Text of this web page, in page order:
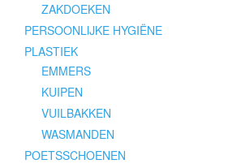
ZAKDOEKEN
PERSOONLIJKE HYGIËNE
PLASTIEK
EMMERS
KUIPEN
VUILBAKKEN
WASMANDEN
POETSSCHOENEN